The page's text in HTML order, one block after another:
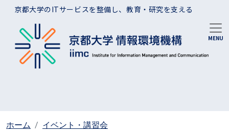
メインコンテンツに移動
京都大学のITサービスを整備し、教育・研究を支える
ホーム イベント・講習会